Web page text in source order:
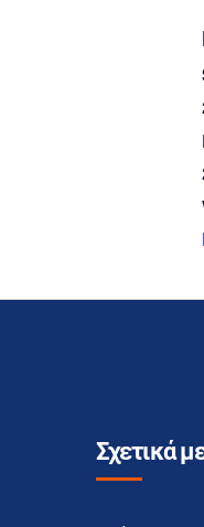
Σχετικά